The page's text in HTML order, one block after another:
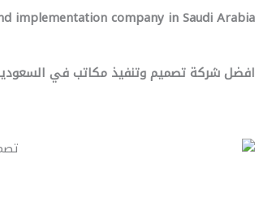
implementation company in Saudi Arabia
افضل شركة تصميم وتنفيذ مكاتب في